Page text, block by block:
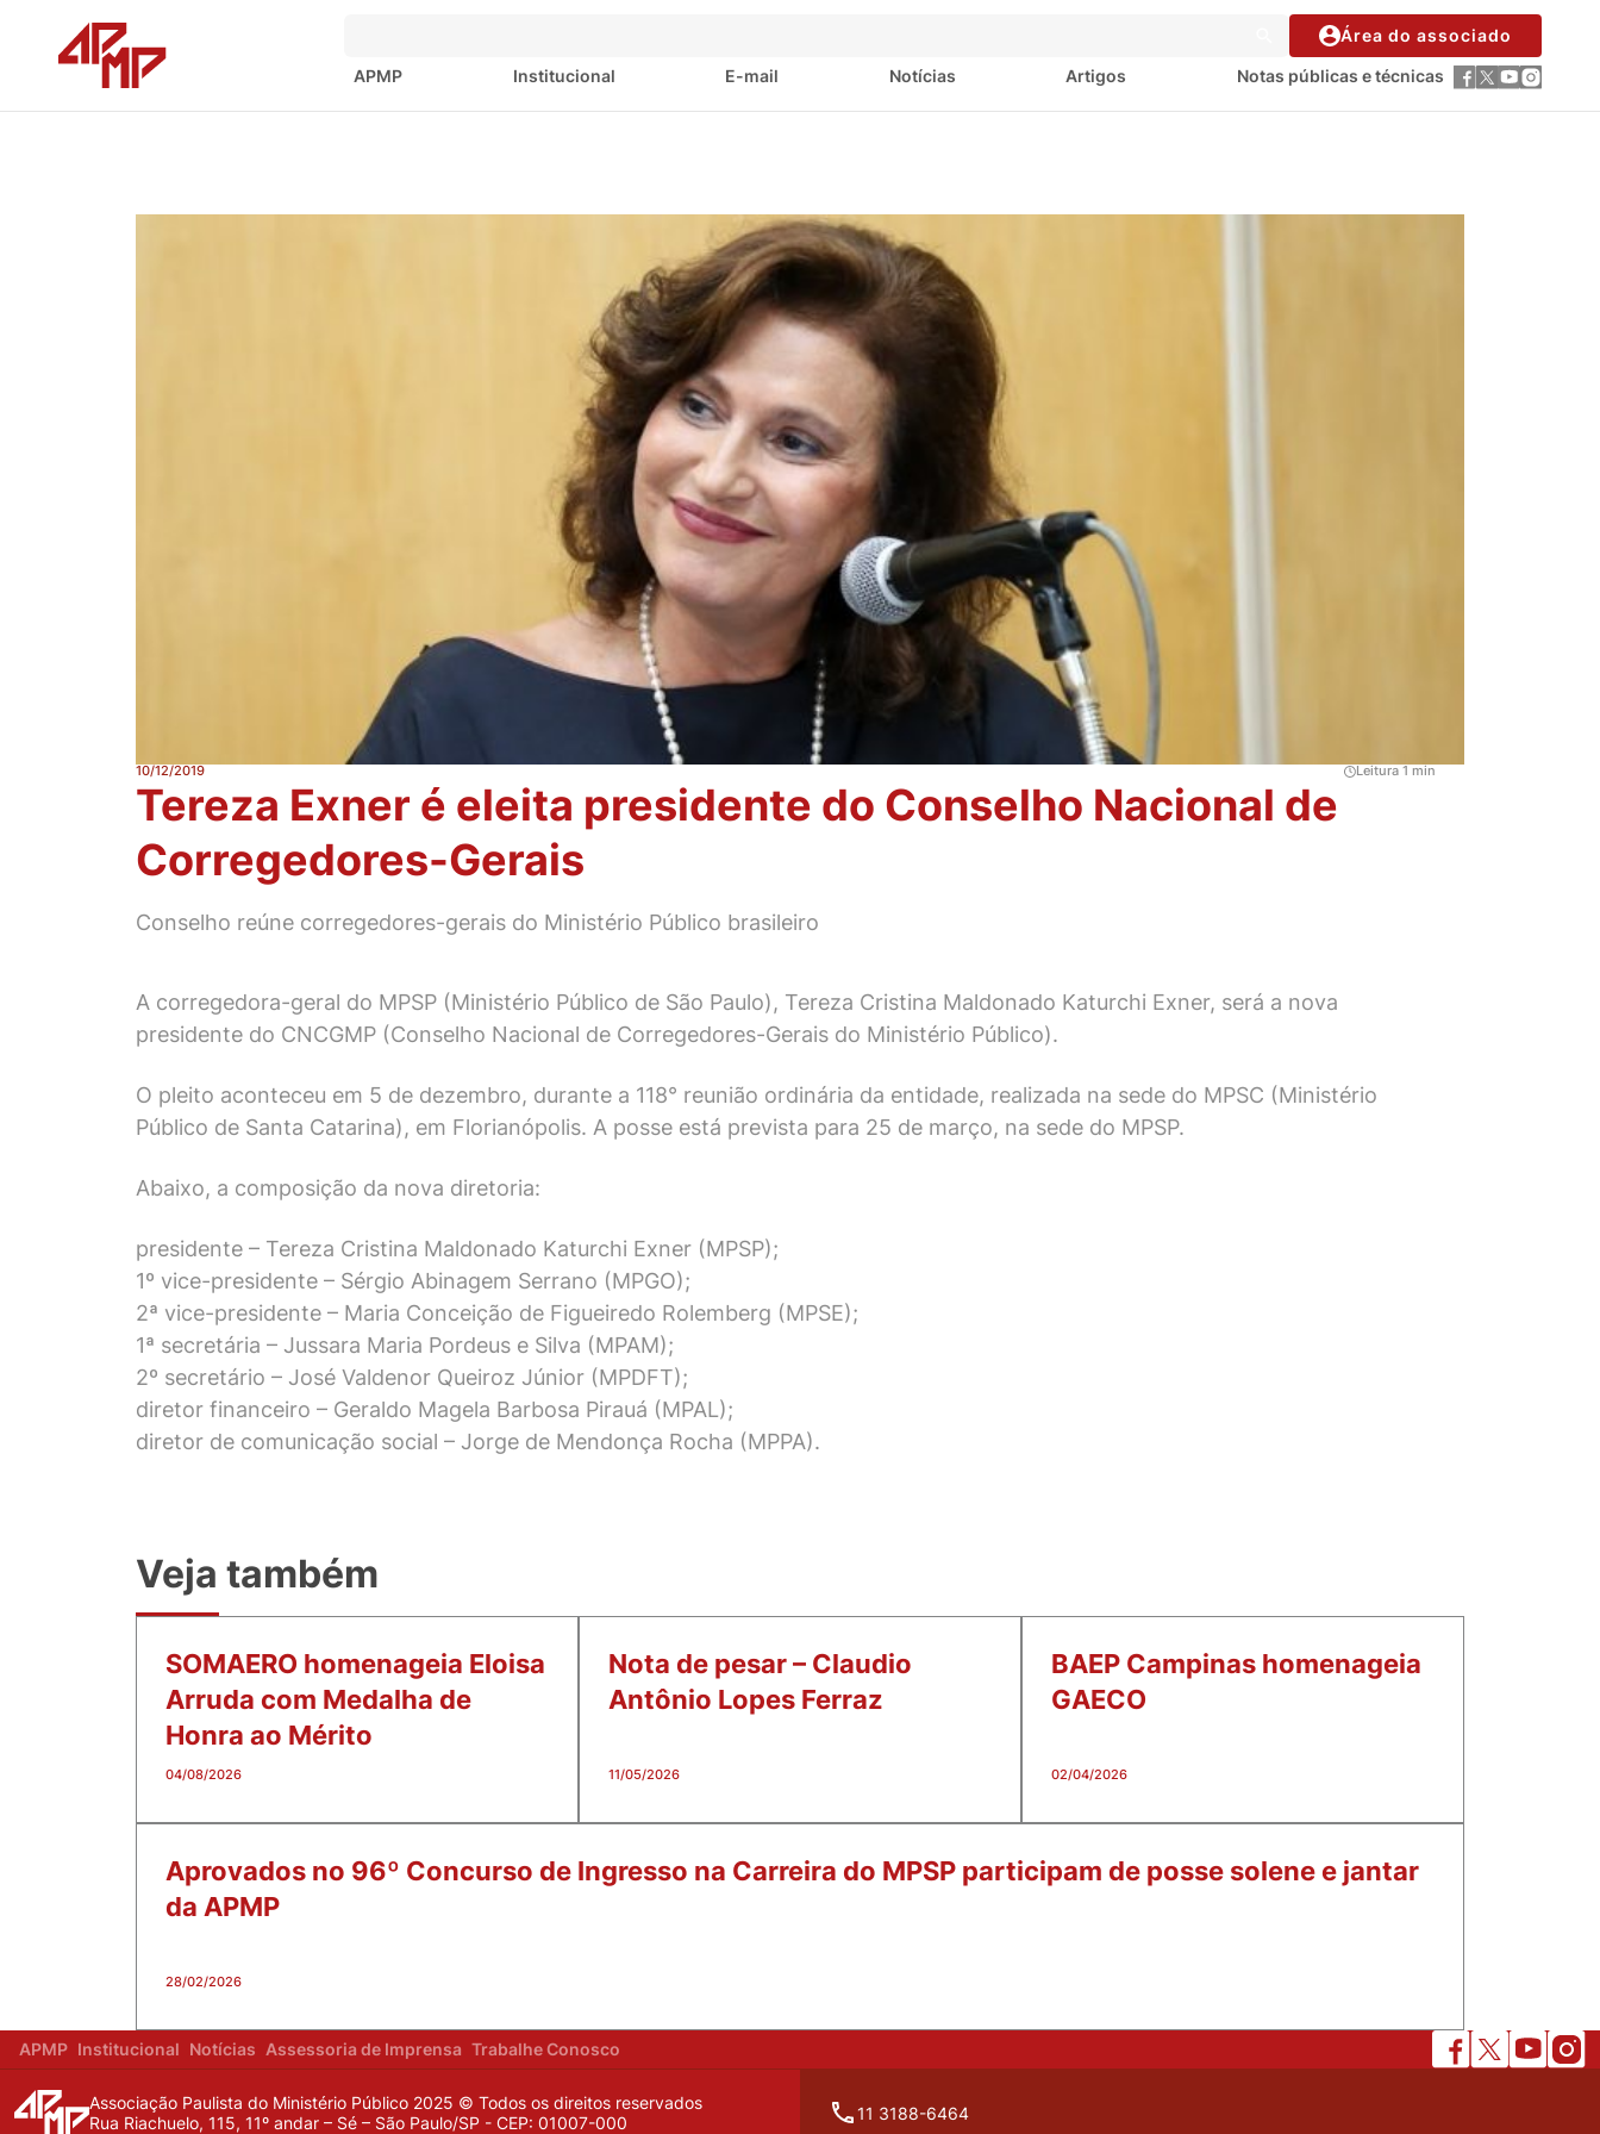
Área do associado
APMP
Institucional E-mail Notícias Artigos Notas públicas e técnicas
10/12/2019 Leitura 1 min
Tereza Exner é eleita presidente do Conselho Nacional de
Corregedores-Gerais
Conselho reúne corregedores-gerais do Ministério Público brasileiro
A corregedora-geral do MPSP (Ministério Público de São Paulo), Tereza Cristina Maldonado Katurchi Exner, será a nova
presidente do CNCGMP (Conselho Nacional de Corregedores-Gerais do Ministério Público).
O pleito aconteceu em 5 de dezembro, durante a 118° reunião ordinária da entidade, realizada na sede do MPSC (Ministério
Público de Santa Catarina), em Florianópolis. A posse está prevista para 25 de março, na sede do MPSP.
Abaixo, a composição da nova diretoria:
presidente – Tereza Cristina Maldonado Katurchi Exner (MPSP);
1º vice-presidente – Sérgio Abinagem Serrano (MPGO);
2ª vice-presidente – Maria Conceição de Figueiredo Rolemberg (MPSE);
1ª secretária – Jussara Maria Pordeus e Silva (MPAM);
2º secretário – José Valdenor Queiroz Júnior (MPDFT);
diretor financeiro – Geraldo Magela Barbosa Pirauá (MPAL);
diretor de comunicação social – Jorge de Mendonça Rocha (MPPA).
Veja também
SOMAERO homenageia Eloisa
Arruda com Medalha de
Honra ao Mérito
04/08/2026
Nota de pesar – Claudio
Antônio Lopes Ferraz
11/05/2026
BAEP Campinas homenageia
GAECO
02/04/2026
Aprovados no 96º Concurso de Ingresso na Carreira do MPSP participam de posse solene e jantar
da APMP
28/02/2026
APMP Institucional Notícias Assessoria de Imprensa Trabalhe Conosco
Associação Paulista do Ministério Público 2025 © Todos os direitos reservados
Rua Riachuelo, 115, 11º andar – Sé – São Paulo/SP - CEP: 01007-000
11 3188-6464